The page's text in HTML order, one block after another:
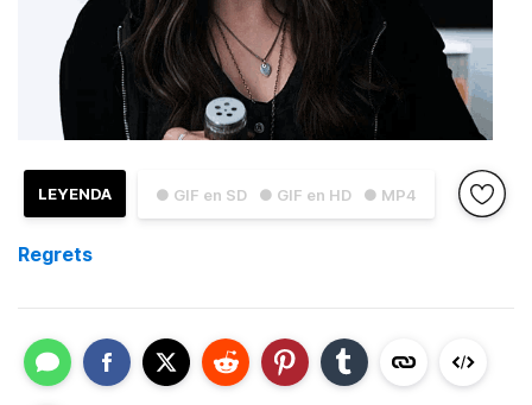
● GIF en SD ● GIF en HD ● MP4
LEYENDA
Regrets